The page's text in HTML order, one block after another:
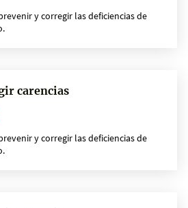
y corregir las deficiencias de
carencias
y corregir las deficiencias de